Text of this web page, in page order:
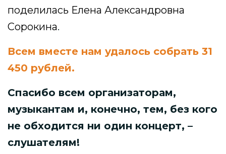
поделилась Елена Александровна
Сорокина.
Всем вместе нам удалось собрать 31
450 рублей.
Спасибо всем организаторам,
музыкантам и, конечно, тем, без кого
не обходится ни один концерт, –
слушателям!